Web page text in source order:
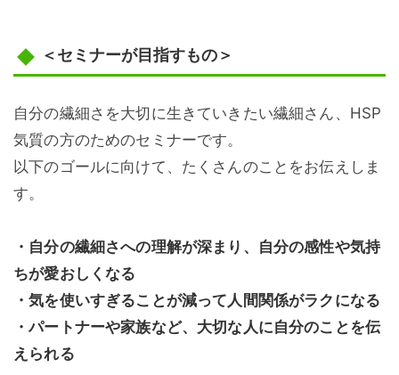
＜セミナーが目指すもの＞
自分の繊細さを大切に生きていきたい繊細さん、HSP
気質の方のためのセミナーです。
以下のゴールに向けて、たくさんのことをお伝えしま
す。
・自分の繊細さへの理解が深まり、自分の感性や気持
ちが愛おしくなる
・気を使いすぎることが減って人間関係がラクになる
・パートナーや家族など、大切な人に自分のことを伝
えられる